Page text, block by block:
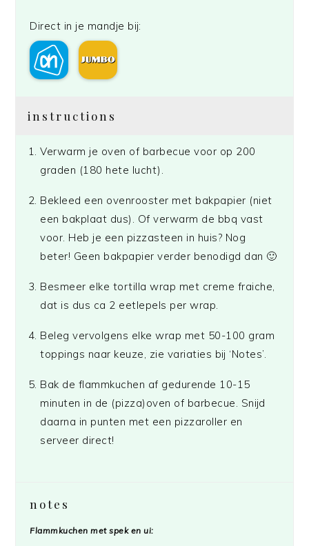
Direct in je mandje bij:
instructions
Verwarm je oven of barbecue voor op 200
graden (180 hete lucht).
Bekleed een ovenrooster met bakpapier (niet
een bakplaat dus). Of verwarm de bbq vast
voor. Heb je een pizzasteen in huis? Nog
beter! Geen bakpapier verder benodigd dan 🙂
Besmeer elke tortilla wrap met creme fraiche,
dat is dus ca 2 eetlepels per wrap.
Beleg vervolgens elke wrap met 50-100 gram
toppings naar keuze, zie variaties bij ‘Notes’.
Bak de flammkuchen af gedurende 10-15
minuten in de (pizza)oven of barbecue. Snijd
daarna in punten met een pizzaroller en
serveer direct!
notes
Flammkuchen met spek en ui: